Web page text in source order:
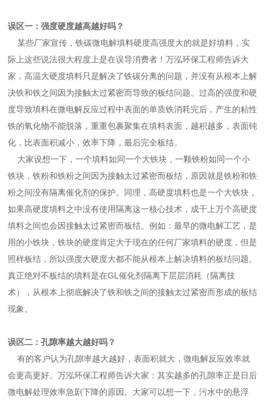
误区一：强度硬度越高越好吗？
某些厂家宣传，铁碳微电解填料硬度高强度大的就是好填料，实
际上这些说法很大程度上是在误导消费者！万泓环保工程师告诉大
家，高温大硬度填料只是解决了铁碳分离的问题，并没有从根本上解
决铁和铁之间因为接触太过紧密而导致的板结问题。过高的强度和硬
度导致填料在微电解反应过程中表面的单质铁消耗完后，产生的粘性
铁的氧化物不能脱落，重重包裹聚集在填料表面，越积越多，表面钝
化，比表面积减小，效率下降，最后完全板结。
大家设想一下，一个填料如同一个大铁块，一颗铁粉如同一个小
铁块，铁粉和铁粉之间因为接触太过紧密而板结，原因就是铁粉和铁
粉之间没有隔离催化剂的保护。同理，高硬度填料也是一个大铁块，
如果高硬度填料之中没有使用隔离这一核心技术，成千上万个高硬度
填料之间也会因接触太过紧密而板结。例如：最早的微电解工艺，是
用的小铁块，铁块的硬度肯定大于现在的任何厂家填料的硬度，但是
照样板结，所以强度大硬度大都不能从根本上解决填料的板结问题。
真正绝对不板结的填料是在GL催化剂隔离下层层消耗（隔离技
术），从根本上彻底解决了铁和铁之间的接触太过紧密而形成的板结
现象。
误区二：孔隙率越大越好吗？
有的客户认为孔隙率越大越好，表面积就大，微电解反应效率就
会更高更好。万泓环保工程师告诉大家：其实越多的孔隙率正是日后
微电解处理效率急剧下降的原因。大家可以想一下，污水中的悬浮